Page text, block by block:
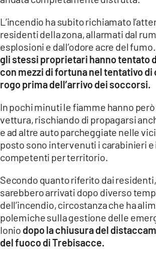
ILVIBONESE.IT
CATANZAROCHANNEL.IT
LACAPITALENEWS.IT
App
ANDROID
APPLE
L’incendio ha subito richiamato
residenti della zona, allarmati dal
esplosioni e dall’odore acre del fumo.
gli stessi proprietari hanno tentato
con mezzi di fortuna nel tentativo
rogo prima dell’arrivo dei soccorsi.
In pochi minuti le fiamme hanno
vettura, rischiando di propagarsi
e ad altre auto parcheggiate nelle
posto sono intervenuti i carabinieri e
competenti per territorio.
Secondo quanto riferito dai
sarebbero arrivati dopo diverso
dell’incendio, circostanza che ha
polemiche sulla gestione delle
Ionio dopo la chiusura del
del fuoco di Trebisacce.